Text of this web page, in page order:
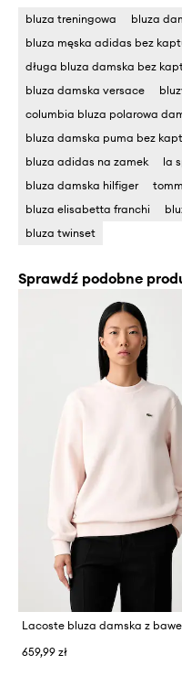
bluza treningowa
bluza
bluza męska adidas bez
długa bluza damska bez
bluza damska versace
columbia bluza polarowa
bluza damska puma bez
bluza adidas na zamek
la
bluza damska hilfiger
bluza elisabetta franchi
bluza twinset
Sprawdź podobne
Lacoste bluza damska z
659,99 zł